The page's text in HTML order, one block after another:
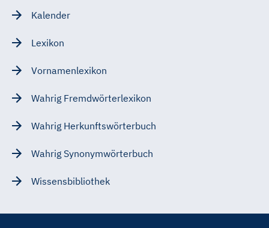
Kalender
Lexikon
Vornamenlexikon
Wahrig Fremdwörterlexikon
Wahrig Herkunftswörterbuch
Wahrig Synonymwörterbuch
Wissensbibliothek